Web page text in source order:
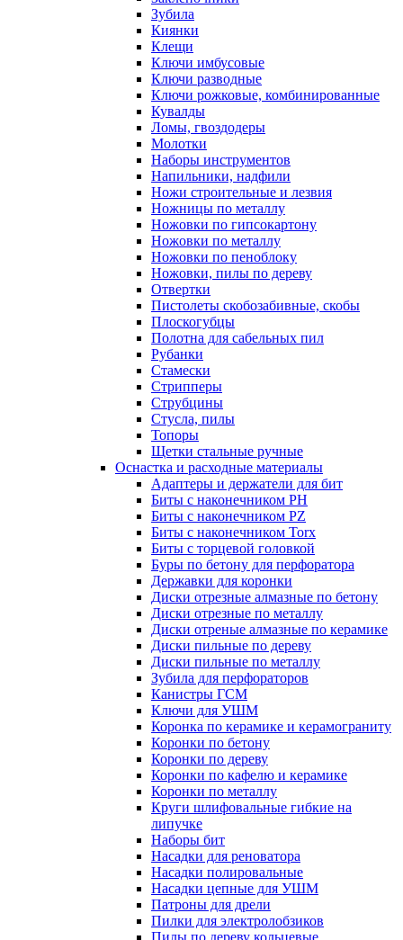
Зубила
Киянки
Клещи
Ключи имбусовые
Ключи разводные
Ключи рожковые, комбинированные
Кувалды
Ломы, гвоздодеры
Молотки
Наборы инструментов
Напильники, надфили
Ножи строительные и лезвия
Ножницы по металлу
Ножовки по гипсокартону
Ножовки по металлу
Ножовки по пеноблоку
Ножовки, пилы по дереву
Отвертки
Пистолеты скобозабивные, скобы
Плоскогубцы
Полотна для сабельных пил
Рубанки
Стамески
Стрипперы
Струбцины
Стусла, пилы
Топоры
Щетки стальные ручные
Оснастка и расходные материалы
Адаптеры и держатели для бит
Биты с наконечником PH
Биты с наконечником PZ
Биты с наконечником Torx
Биты с торцевой головкой
Буры по бетону для перфоратора
Державки для коронки
Диски отрезные алмазные по бетону
Диски отрезные по металлу
Диски отреные алмазные по керамике
Диски пильные по дереву
Диски пильные по металлу
Зубила для перфораторов
Канистры ГСМ
Ключи для УШМ
Коронка по керамике и керамограниту
Коронки по бетону
Коронки по дереву
Коронки по кафелю и керамике
Коронки по металлу
Круги шлифовальные гибкие на
липучке
Наборы бит
Насадки для реноватора
Насадки полировальные
Насадки цепные для УШМ
Патроны для дрели
Пилки для электролобзиков
Пилы по дереву кольцевые